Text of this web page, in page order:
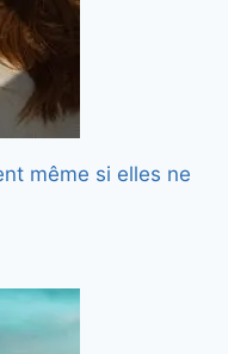
même si elles ne